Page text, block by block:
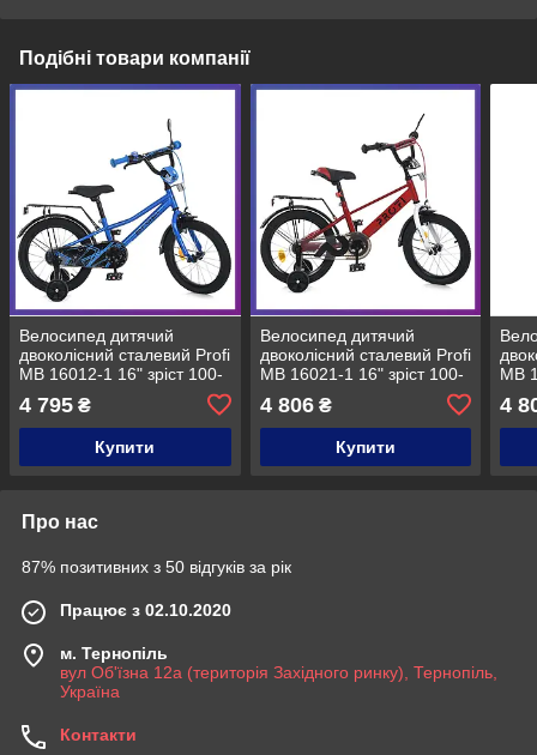
Подібні товари компанії
Велосипед дитячий
двоколісний сталевий Profi
MB 16012-1 16" зріст 100-
Синій
4 795 ₴
Купити
Велосипед дитячий
двоколісний сталевий Profi
MB 16021-1 16" зріст 100-
Червоний
4 806₴
Купити
MB
4
Про нас
87% позитивних з 50 відгуків за рік
Працює з 02.10.2020
м. Тернопіль
вул Об'їзна 12а (територія Західного ринку), Тернопіль,
Україна
Контакти